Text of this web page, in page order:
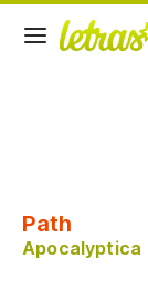
Path
Apocalyptica